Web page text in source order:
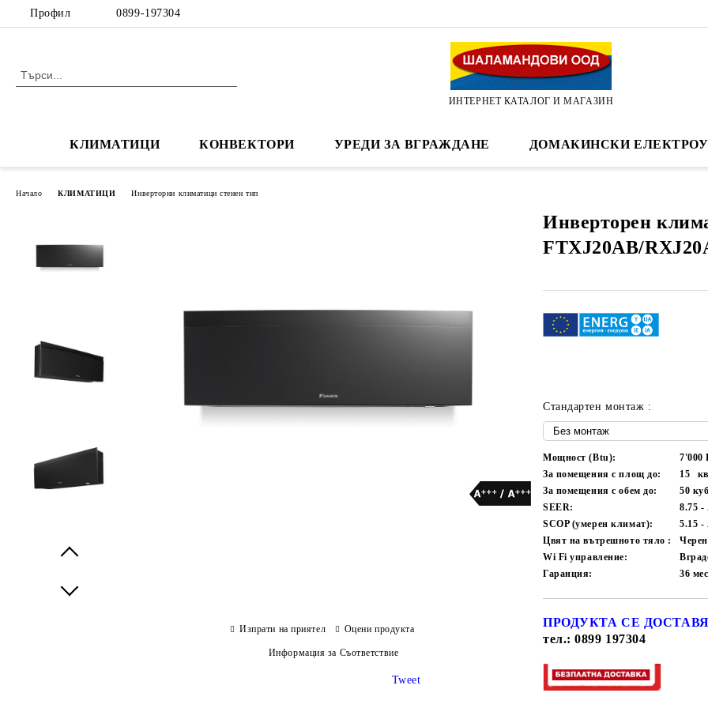
Профил 0899-197304
ИНТЕРНЕТ КАТАЛОГ И МАГАЗИН
КЛИМАТИЦИ КОНВЕКТОРИ УРЕДИ ЗА ВГРАЖДАНЕ ДОМАКИНСКИ
Начало КЛИМАТИЦИ Инверторни климатици стенен тип
Инверторен
FTXJ20AB/
Стандартен монтаж :
Мощност (Btu):
7'000
За помещения с площ до:
15
За помещения с обем до:
50
SEER:
8.75 -
SCOP (умерен климат):
5.15 -
Цвят на вътрешното тяло :
Черен
Wi Fi управление:
Гаранция:
36
ПРОДУКТА СЕ
тел.: 0899 197304
Изпрати на приятел Оцени продукта
Информация за Съответствие
Tweet